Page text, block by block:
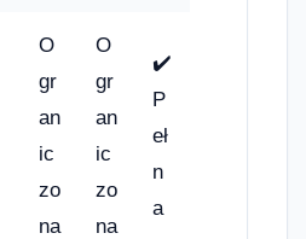
O
gr
an
ic
zo
na
O
gr
an
ic
zo
na
✔️
P
eł
n
a